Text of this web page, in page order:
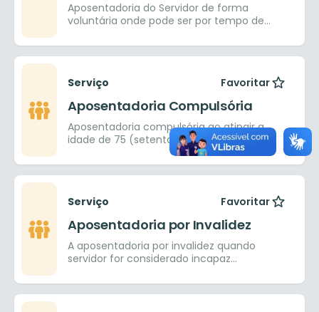
Aposentadoria do Servidor de forma
voluntária onde pode ser por tempo de
Serviço Favoritar
Aposentadoria Compulsória
Aposentadoria compulsória ao atingir a
idade de 75 (setenta e cinco) anos.
Serviço Favoritar
Aposentadoria por Invalidez
A aposentadoria por invalidez quando
servidor for considerado incapaz
cargo conforma perícia médica oficial